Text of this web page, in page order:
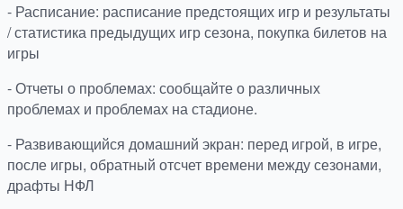
- Расписание: расписание предстоящих игр и результаты
/ статистика предыдущих игр сезона, покупка билетов на
игры
- Отчеты о проблемах: сообщайте о различных
проблемах и проблемах на стадионе.
- Развивающийся домашний экран: перед игрой, в игре,
после игры, обратный отсчет времени между сезонами,
драфты НФЛ